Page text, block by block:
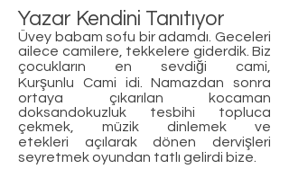
Yazar Kendini Tanıtıyor
Üvey babam sofu bir adamdı. Geceleri
ailece camilere, tekkelere giderdik. Biz
çocukların en sevdiği cami,
Kurşunlu Cami idi. Namazdan sonra
ortaya çıkarılan kocaman
doksandokuzluk tesbihi topluca
çekmek, müzik dinlemek ve
etekleri açılarak dönen dervişleri
seyretmek oyundan tatlı gelirdi bize.